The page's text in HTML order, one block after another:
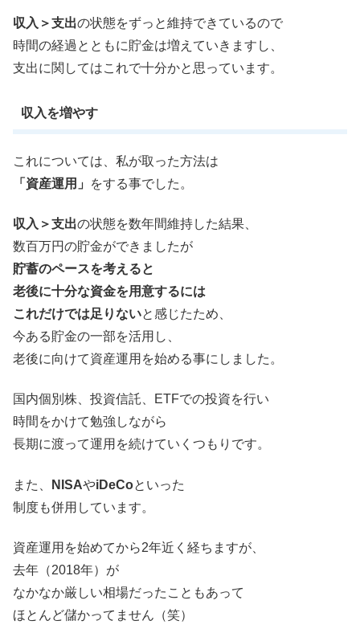
収入＞支出の状態をずっと維持できているので
時間の経過とともに貯金は増えていきますし、
支出に関してはこれで十分かと思っています。
収入を増やす
これについては、私が取った方法は
「資産運用」
をする事でした。
収入＞支出の状態を数年間維持した結果、
数百万円の貯金ができましたが
貯蓄のペースを考えると
老後に十分な資金を用意するには
これだけでは足りないと感じたため、
今ある貯金の一部を活用し、
老後に向けて資産運用を始める事にしました。
国内個別株、投資信託、ETFでの投資を行い
時間をかけて勉強しながら
長期に渡って運用を続けていくつもりです。
また、 NISAやiDeCoといった
制度も併用しています。
資産運用を始めてから2年近く経ちますが、
去年（2018年）が
なかなか厳しい相場だったこともあって
ほとんど儲かってません（笑）